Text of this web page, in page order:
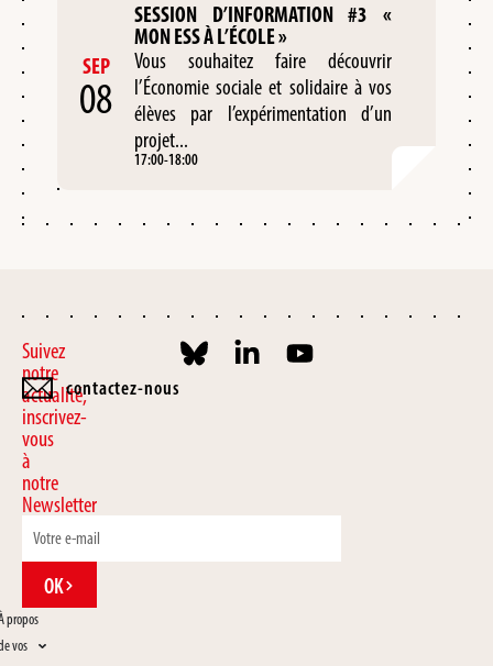
SEP
08
SESSION D’INFORMATION #3 «
MON ESS À L’ÉCOLE »
Vous souhaitez faire découvrir
l’Économie sociale et solidaire à vos
élèves par l’expérimentation d’un
projet...
17:00-18:00
Suivez
notre
actualité,
inscrivez-
vous
à
notre
Newsletter
OK
propos
vos
contactez-nous